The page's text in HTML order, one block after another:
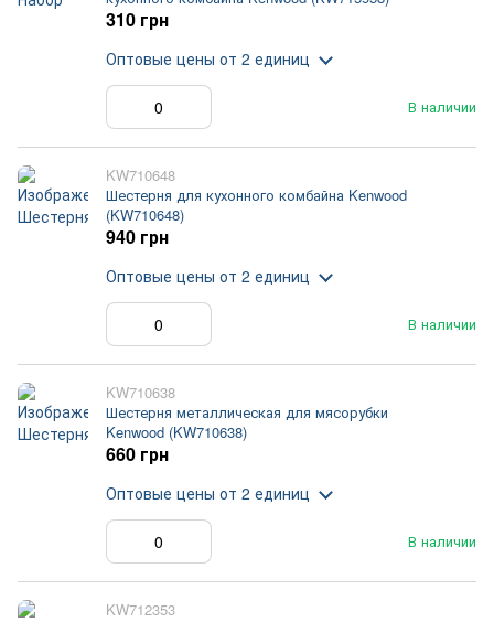
В наличии
310 грн
Оптовые цены от 2 единиц
KW710648
Шестерня для кухонного комбайна Kenwood
(KW710648)
В наличии
940 грн
Оптовые цены от 2 единиц
KW710638
Шестерня металлическая для мясорубки
Kenwood (KW710638)
В наличии
660 грн
Оптовые цены от 2 единиц
KW712353